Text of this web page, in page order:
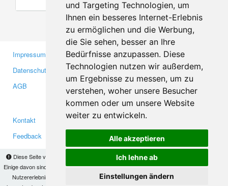
und Targeting Technologien, um
Ihnen ein besseres Internet-Erlebnis
zu ermöglichen und die Werbung,
die Sie sehen, besser an Ihre
Bedürfnisse anzupassen. Diese
Technologien nutzen wir außerdem,
um Ergebnisse zu messen, um zu
verstehen, woher unsere Besucher
kommen oder um unsere Website
weiter zu entwickeln.
Alle akzeptieren
Ich lehne ab
Einstellungen ändern
Diese Seite verwendet Cookies, um Informationen auf Ihrem Computer zu speichern.
Einige davon sind notwendig, damit unsere Seite funktioniert, andere helfen uns dabei, das
Nutzererlebnis zu verbessern. Mit der Nutzung dieser Seite erklären Sie sich damit
Impressum
Datenschutzerklärung
AGB
Gewerbetreibende
Investoren
Medien
Kontakt
Feedback
Facebook
Twitter
YouTube
Google+